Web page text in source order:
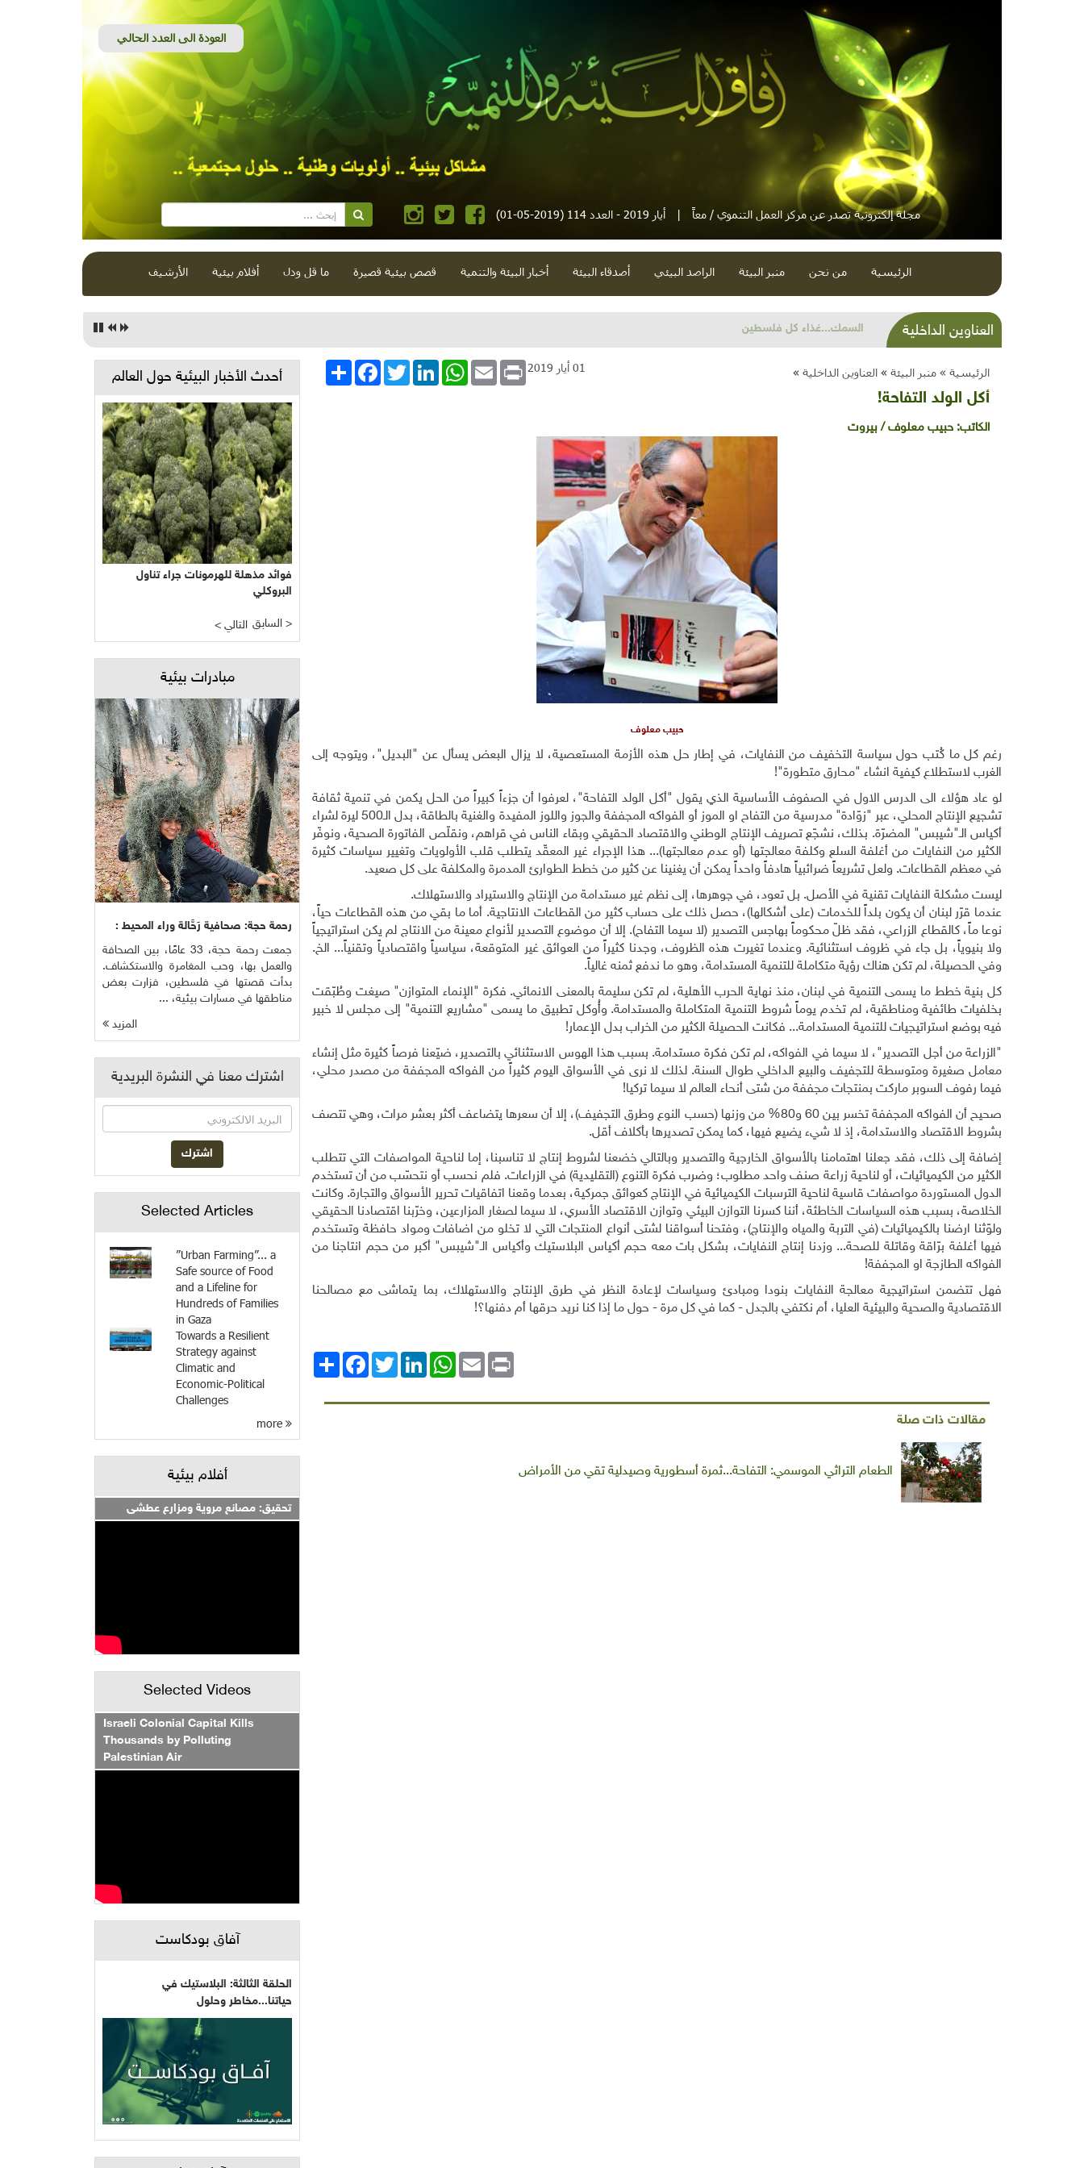
مجلة إلكترونية تصدر عن مركز العمل التنموي / معاً | أيار 2019 - العدد 114 (2019-05-01)
الرئيسية من نحن منبر البيئة الراصد البيئي أصدقاء البيئة أخبار البيئة والتنمية قصص بيئية قصيرة ما قل ودل أفلام بيئية الأرشيف
العناوين الداخلية السمك...غذاء كل فلسطين
الرئيسية » منبر البيئة » العناوين الداخلية » انشر
FacebookTwitterLinkedInWhatsApp Email Print 01 أيار 2019
أكل الولد التفاحة!
الكاتب: حبيب معلوف / بيروت
حبيب معلوف
رغم كل ما كُتب حول سياسة التخفيف من النفايات، في إطار حل هذه الأزمة المستعصية، لا يزال البعض يسأل عن "البديل"، ويتوجه إلى
الغرب لاستطلاع كيفية انشاء "محارق متطورة"!
لو عاد هؤلاء الى الدرس الاول في الصفوف الأساسية الذي يقول "أكل الولد التفاحة"، لعرفوا أن جزءاً كبيراً من الحل يكمن في تنمية ثقافة
تشجيع الإنتاج المحلي، عبر "زوّادة" مدرسية من التفاح او الموز أو الفواكه المجففة والجوز واللوز المفيدة والغنية بالطاقة، بدل الـ500 ليرة لشراء
أكياس الـ"شيبس" المضرّة. بذلك، نشجّع تصريف الإنتاج الوطني والاقتصاد الحقيقي وبقاء الناس في قراهم، ونقلّص الفاتورة الصحية، ونوفّر
الكثير من النفايات من أغلفة السلع وكلفة معالجتها (أو عدم معالجتها)... هذا الإجراء غير المعقّد يتطلب قلب الأولويات وتغيير سياسات كثيرة
في معظم القطاعات. ولعل تشريعاً ضرائبياً هادفاً واحداً يمكن أن يغنينا عن كثير من خطط الطوارئ المدمرة والمكلفة على كل صعيد.
ليست مشكلة النفايات تقنية في الأصل. بل تعود، في جوهرها، إلى نظم غير مستدامة من الإنتاج والاستيراد والاستهلاك.
عندما قرّر لبنان أن يكون بلداً للخدمات (على أشكالها)، حصل ذلك على حساب كثير من القطاعات الانتاجية. أما ما بقي من هذه القطاعات حياً،
نوعا ماً، كالقطاع الزراعي، فقد ظلّ محكوماً بهاجس التصدير (لا سيما التفاح). إلا أن موضوع التصدير لأنواع معينة من الانتاج لم يكن استراتيجياً
ولا بنيوياً، بل جاء في ظروف استثنائية. وعندما تغيرت هذه الظروف، وجدنا كثيراً من العوائق غير المتوقعة، سياسياً واقتصادياً وتقنياً... الخ.
وفي الحصيلة، لم تكن هناك رؤية متكاملة للتنمية المستدامة، وهو ما ندفع ثمنه غالياً.
كل بنية خطط ما يسمى التنمية في لبنان، منذ نهاية الحرب الأهلية، لم تكن سليمة بالمعنى الانمائي. فكرة "الإنماء المتوازن" صيغت وطُبّقت
بخلفيات طائفية ومناطقية، لم تخدم يوماً شروط التنمية المتكاملة والمستدامة. وأُوكل تطبيق ما يسمى "مشاريع التنمية" إلى مجلس لا خبير
فيه بوضع استراتيجيات للتنمية المستدامة... فكانت الحصيلة الكثير من الخراب بدل الإعمار!
"الزراعة من أجل التصدير"، لا سيما في الفواكه، لم تكن فكرة مستدامة. بسبب هذا الهوس الاستثنائي بالتصدير، ضيّعنا فرصاً كثيرة مثل إنشاء
معامل صغيرة ومتوسطة للتجفيف والبيع الداخلي طوال السنة. لذلك لا نرى في الأسواق اليوم كثيراً من الفواكه المجففة من مصدر محلي،
فيما رفوف السوبر ماركت بمنتجات مجففة من شتى أنحاء العالم لا سيما تركيا!
صحيح أن الفواكه المجففة تخسر بين 60 و80% من وزنها (حسب النوع وطرق التجفيف)، إلا أن سعرها يتضاعف أكثر بعشر مرات، وهي تتصف
بشروط الاقتصاد والاستدامة، إذ لا شيء يضيع فيها، كما يمكن تصديرها بأكلاف أقل.
إضافة إلى ذلك، فقد جعلنا اهتمامنا بالأسواق الخارجية والتصدير وبالتالي خضعنا لشروط إنتاج لا تناسبنا، إما لناحية المواصفات التي تتطلب
الكثير من الكيميائيات، أو لناحية زراعة صنف واحد مطلوب؛ وضرب فكرة التنوع (التقليدية) في الزراعات. فلم نحسب أو نتحسّب من أن تستخدم
الدول المستوردة مواصفات قاسية لناحية الترسبات الكيميائية في الإنتاج كعوائق جمركية، بعدما وقعنا اتفاقيات تحرير الأسواق والتجارة. وكانت
الخلاصة، بسبب هذه السياسات الخاطئة، أننا كسرنا التوازن البيئي وتوازن الاقتصاد الأسري، لا سيما لصغار المزارعين، وخرّبنا اقتصادنا الحقيقي
ولوّثنا ارضنا بالكيميائيات (في التربة والمياه والإنتاج)، وفتحنا أسواقنا لشتى أنواع المنتجات التي لا تخلو من اضافات ومواد حافظة وتستخدم
فيها أغلفة برّاقة وقاتلة للصحة... وزدنا إنتاج النفايات، بشكل بات معه حجم أكياس البلاستيك وأكياس الـ"شيبس" أكبر من حجم انتاجنا من
الفواكه الطازجة او المجففة!
فهل تتضمن استراتيجية معالجة النفايات بنودا ومبادئ وسياسات لإعادة النظر في طرق الإنتاج والاستهلاك، بما يتماشى مع مصالحنا
الاقتصادية والصحية والبيئية العليا، أم نكتفي بالجدل - كما في كل مرة - حول ما إذا كنا نريد حرقها أم دفنها؟!
انشر
FacebookTwitterLinkedIn
WhatsAppEmail Print
مقالات ذات صلة
الطعام التراثي الموسمي: التفاحة...ثمرة أسطورية وصيدلية تقي من الأمراض
أحدث الأخبار البيئية حول العالم
فوائد مذهلة للهرمونات جراء تناول
البروكلي
< التالي السابق >
مبادرات بيئية
رحمة حجة: صحافية رَحَّالة وراء المحيط :
جمعت رحمة حجة، 33 عامًا، بين الصحافة
والعمل بها، وحب المغامرة والاستكشاف.
بدأت قصتها في فلسطين، فزارت بعض
مناطقها في مسارات بيئية، ...
المزيد
اشترك معنا في النشرة البريدية
Selected Articles
”Urban Farming”... a
Safe source of Food
and a Lifeline for
Hundreds of Families
in Gaza
Towards a Resilient
Strategy against
Climatic and
Economic-Political
Challenges
أفلام بيئية
تحقيق: مصانع مروية ومزارع عطشى
Selected Videos
Israeli Colonial Capital Kills
Thousands by Polluting
Palestinian Air
آفاق بودكاست
الحلقة الثالثة: البلاستيك في
حياتنا...مخاطر وحلول